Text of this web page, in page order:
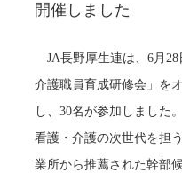
開催しました
JA長野厚生連は、6月28
介護職員育成研修会」を
し、30名が参加しました
看護・介護の次世代を担
業所から推薦された幹部